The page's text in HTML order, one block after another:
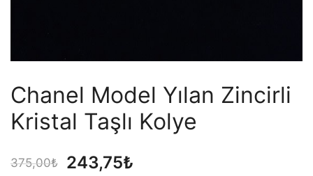
Chanel Model Yılan Zincirli
Kristal Taşlı Kolye
375,00₺
Orijinal
243,75₺